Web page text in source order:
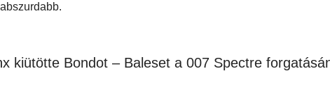
kiütötte Bondot – Baleset a 007 Spectre